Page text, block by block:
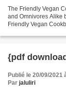
The Friendly Vegan
and Omnivores Alike
Friendly Vegan
{pdf
Publié le 20/09/2021
Par jaluliri